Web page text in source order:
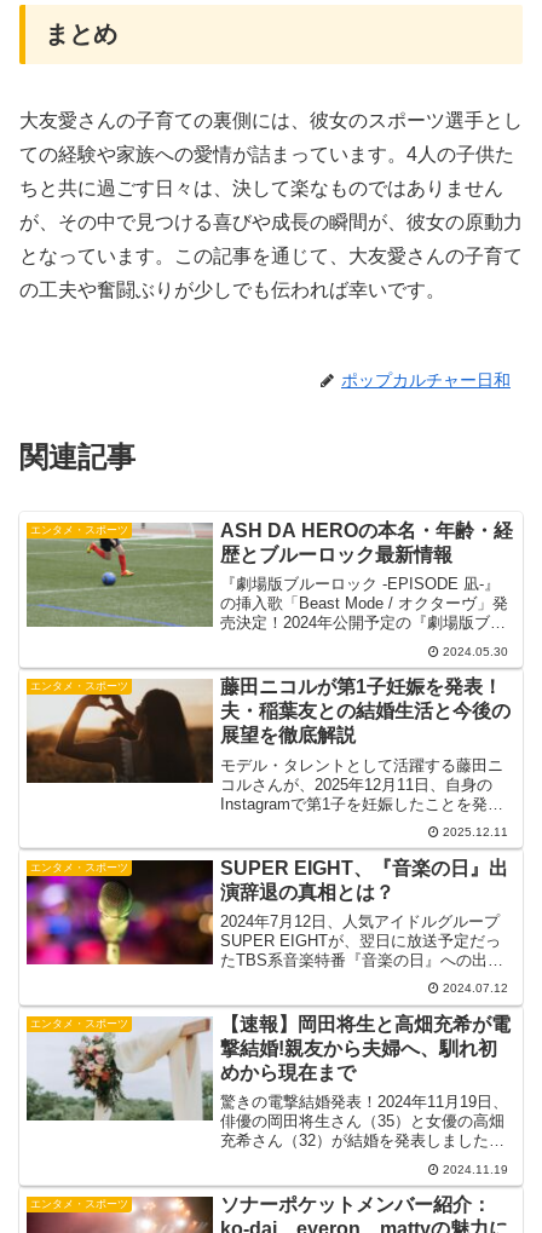
まとめ
大友愛さんの子育ての裏側には、彼女のスポーツ選手とし
ての経験や家族への愛情が詰まっています。4人の子供た
ちと共に過ごす日々は、決して楽なものではありません
が、その中で見つける喜びや成長の瞬間が、彼女の原動力
となっています。この記事を通じて、大友愛さんの子育て
の工夫や奮闘ぶりが少しでも伝われば幸いです。
ポップカルチャー日和
関連記事
エンタメ・スポーツ
ASH DA HEROの本名・年齢・経
歴とブルーロック最新情報
『劇場版ブルーロック -EPISODE 凪-』
の挿入歌「Beast Mode / オクターヴ」発
売決定！2024年公開予定の『劇場版ブル
ーロック -EPISODE 凪-』では、ASH DA
HEROが挿入歌「Beast Mode / オクタ...
2024.05.30
エンタメ・スポーツ
藤田ニコルが第1子妊娠を発表！
夫・稲葉友との結婚生活と今後の
展望を徹底解説
モデル・タレントとして活躍する藤田ニ
コルさんが、2025年12月11日、自身の
Instagramで第1子を妊娠したことを発表
しました。報告は夫で俳優の稲葉友さん
との連名の文書で行われ、多くのメディ
アやSNSで祝福の声が広がっています。
本記事...
2025.12.11
エンタメ・スポーツ
SUPER EIGHT、『音楽の日』出
演辞退の真相とは？
2024年7月12日、人気アイドルグループ
SUPER EIGHTが、翌日に放送予定だっ
たTBS系音楽特番『音楽の日』への出演
を辞退することを発表しました。この突
然の発表に、ファンや関係者の間で大き
な話題となっています。本記事では、こ
のニュー...
2024.07.12
エンタメ・スポーツ
【速報】岡田将生と高畑充希が電
撃結婚!親友から夫婦へ、馴れ初
めから現在まで
驚きの電撃結婚発表！2024年11月19日、
俳優の岡田将生さん（35）と女優の高畑
充希さん（32）が結婚を発表しました。
この突然の発表に、芸能界はもちろん、
ファンの間でも大きな話題となっていま
す。二人は同日、それぞれのインスタグ
ラムで結婚を...
2024.11.19
エンタメ・スポーツ
ソナーポケットメンバー紹介：